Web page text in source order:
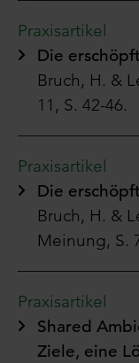
Praxisartikel
Die
Bruch, H. &
11, S. 42-46.
Praxisartikel
Die
Bruch, H. &
Meinung, S.
Praxisartikel
Shared
Ziele, eine